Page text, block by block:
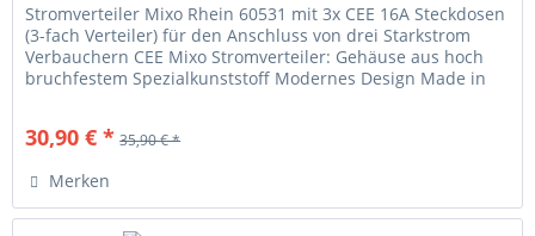
Stromverteiler Mixo Rhein 60531 mit 3x CEE 16A Steckdosen
(3-fach Verteiler) für den Anschluss von drei Starkstrom
Verbauchern CEE Mixo Stromverteiler: Gehäuse aus hoch
bruchfestem Spezialkunststoff Modernes Design Made in
30,90 € * 35,90 € *
Merken